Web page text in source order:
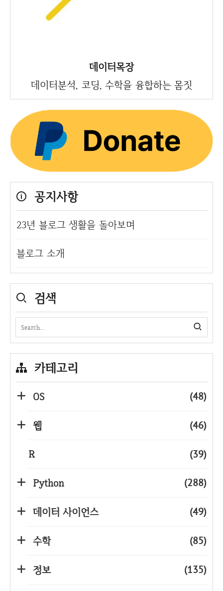
데이터목장
데이터분석, 코딩, 수학을 융합하는 몸짓
공지사항
23년 블로그 생활을 돌아보며
블로그 소개
검색
카테고리
OS (48)
웹 (46)
R (39)
Python (288)
데이터 사이언스 (49)
수학 (85)
정보 (135)